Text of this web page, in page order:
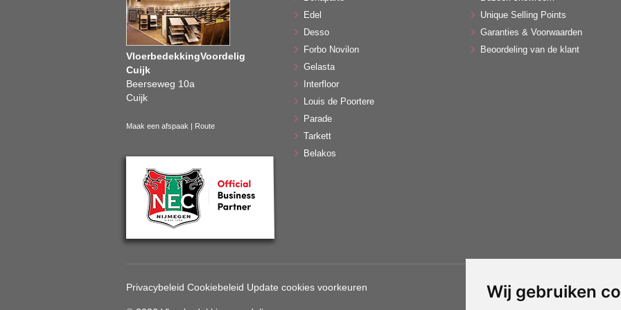
Wij gebruiken
VloerbedekkingVoordelig
Cuijk
Beerseweg 10a
Cuijk
Maak een afspaak | Route
Edel
Desso
Forbo Novilon
Gelasta
Interfloor
Louis de Poortere
Parade
Tarkett
Belakos
Unique Selling Points
Garanties & Voorwaarden
Beoordeling van de klant
Privacybeleid Cookiebeleid Update cookies voorkeuren Gebruik van deze site betekent